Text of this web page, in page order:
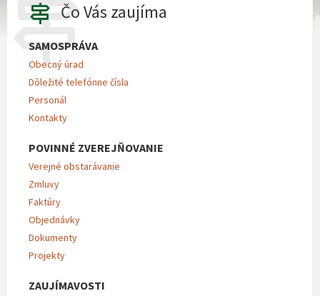
Čo Vás zaujíma
SAMOSPRÁVA
Obecný úrad
Dôležité telefónne čísla
Personál
Kontakty
POVINNÉ ZVEREJŇOVANIE
Verejné obstarávanie
Zmluvy
Faktúry
Objednávky
Dokumenty
Projekty
ZAUJÍMAVOSTI